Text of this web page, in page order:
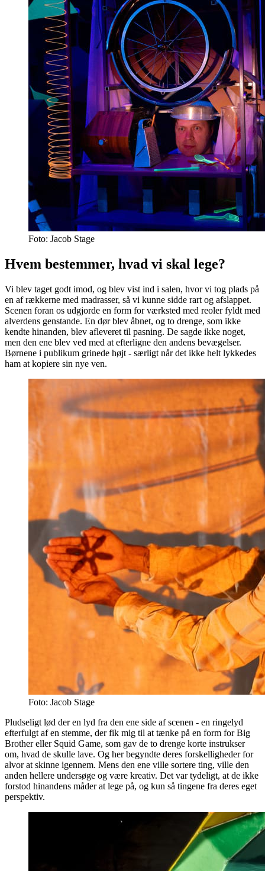
Foto: Jacob Stage
Hvem bestemmer, hvad vi skal lege?
Vi blev taget godt imod, og blev vist ind i salen, hvor vi tog plads på
en af rækkerne med madrasser, så vi kunne sidde rart og afslappet.
Scenen foran os udgjorde en form for værksted med reoler fyldt med
alverdens genstande. En dør blev åbnet, og to drenge, som ikke
kendte hinanden, blev afleveret til pasning. De sagde ikke noget,
men den ene blev ved med at efterligne den andens bevægelser.
Børnene i publikum grinede højt - særligt når det ikke helt lykkedes
ham at kopiere sin nye ven.
Foto: Jacob Stage
Pludseligt lød der en lyd fra den ene side af scenen - en ringelyd
efterfulgt af en stemme, der fik mig til at tænke på en form for Big
Brother eller Squid Game, som gav de to drenge korte instrukser
om, hvad de skulle lave. Og her begyndte deres forskelligheder for
alvor at skinne igennem. Mens den ene ville sortere ting, ville den
anden hellere undersøge og være kreativ. Det var tydeligt, at de ikke
forstod hinandens måder at lege på, og kun så tingene fra deres eget
perspektiv.